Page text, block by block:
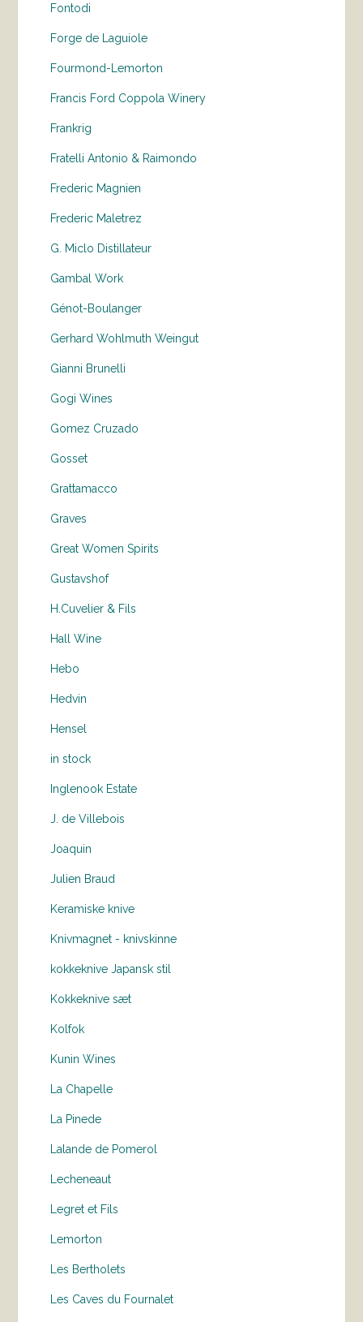
Fontodi
Forge de Laguiole
Fourmond-Lemorton
Francis Ford Coppola Winery
Frankrig
Fratelli Antonio & Raimondo
Frederic Magnien
Frederic Maletrez
G. Miclo Distillateur
Gambal Work
Génot-Boulanger
Gerhard Wohlmuth Weingut
Gianni Brunelli
Gogi Wines
Gomez Cruzado
Gosset
Grattamacco
Graves
Great Women Spirits
Gustavshof
H.Cuvelier & Fils
Hall Wine
Hebo
Hedvin
Hensel
in stock
Inglenook Estate
J. de Villebois
Joaquin
Julien Braud
Keramiske knive
Knivmagnet - knivskinne
kokkeknive Japansk stil
Kokkeknive sæt
Kolfok
Kunin Wines
La Chapelle
La Pinede
Lalande de Pomerol
Lecheneaut
Legret et Fils
Lemorton
Les Bertholets
Les Caves du Fournalet